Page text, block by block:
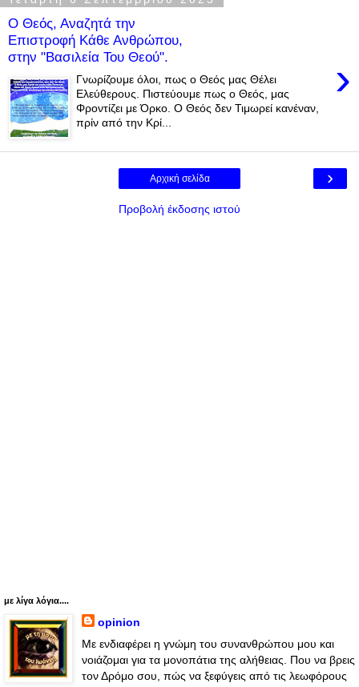
Ο Θεός, Αναζητά την
Επιστροφή Κάθε Ανθρώπου,
στην "Βασιλεία Του Θεού".
›
Γνωρίζουμε όλοι, πως ο Θεός μας Θέλει
Ελεύθερους. Πιστεύουμε πως ο Θεός, μας
Φροντίζει με Όρκο. Ο Θεός δεν Τιμωρεί κανέναν,
πρίν από την Κρί...
›
Αρχική σελίδα
Προβολή έκδοσης ιστού
με λίγα λόγια....
opinion
Με ενδιαφέρει η γνώμη του συνανθρώπου μου και
νοιάζομαι για τα μονοπάτια της αλήθειας. Που να βρεις
τον Δρόμο σου, πώς να ξεφύγεις από τις λεωφόρους